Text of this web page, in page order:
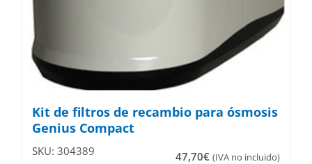
Kit de filtros de recambio para ósmosis
Genius Compact
SKU: 304389 47,70€ (IVA no incluido)